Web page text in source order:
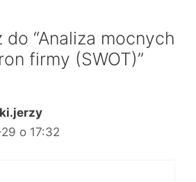
do “Analiza mocnych
firmy (SWOT)”
o 17:32